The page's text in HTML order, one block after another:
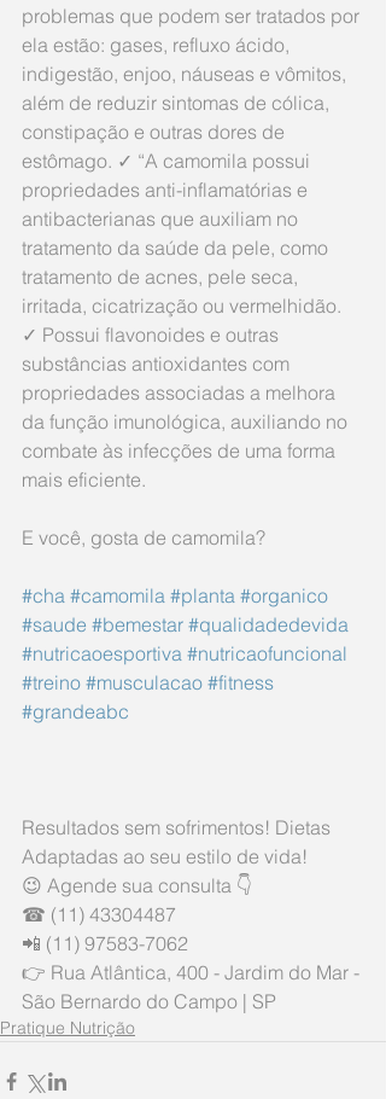
problemas que podem ser tratados por
ela estão: gases, refluxo ácido,
indigestão, enjoo, náuseas e vômitos,
além de reduzir sintomas de cólica,
constipação e outras dores de
estômago. ✓ “A camomila possui
propriedades anti-inflamatórias e
antibacterianas que auxiliam no
tratamento da saúde da pele, como
tratamento de acnes, pele seca,
irritada, cicatrização ou vermelhidão.
✓ Possui flavonoides e outras
substâncias antioxidantes com
propriedades associadas a melhora
da função imunológica, auxiliando no
combate às infecções de uma forma
mais eficiente.
E você, gosta de camomila?
#cha #camomila #planta #organico
#saude #bemestar #qualidadedevida
#nutricaoesportiva #nutricaofuncional
#treino #musculacao #fitness
#grandeabc
Resultados sem sofrimentos! Dietas
Adaptadas ao seu estilo de vida!
😉 Agende sua consulta 👇
☎ (11) 43304487
📲 (11) 97583-7062
👉 Rua Atlântica, 400 - Jardim do Mar -
São Bernardo do Campo | SP
Pratique Nutrição